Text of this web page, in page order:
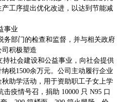
工序提出优化改进，以达到节能减
事业
务部门的检查和监督，并与相关政府
积极塑造
持社会建设和公益事业，向社会提供
税1500余万元。公司主动履行企业
助学活动，用于资助职工子女上学
疫情号召，捐助 10000 只 N95 口